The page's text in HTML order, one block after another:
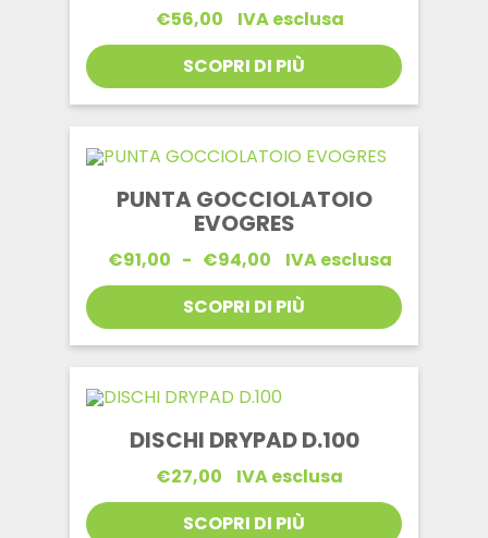
€56,00
IVA esclusa
SCOPRI DI PIÙ
PUNTA GOCCIOLATOIO
EVOGRES
€91,00 - €94,00Fascia
di
prezzo:
da
€91,00
a
IVA esclusa
SCOPRI DI PIÙ
DISCHI DRYPAD D.100
€27,00
IVA esclusa
SCOPRI DI PIÙ